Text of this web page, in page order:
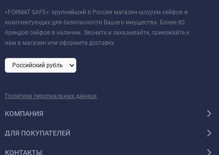
«FORMAT SAFE»: крупнейший в России магазин-шоурум сейфов и
комплектующих для безопасности Вашего имущества. Более 80
брендов сейфов в наличии. Звоните и заказывайте, приезжайте к
нам в магазин или оформите доставку.
Политика персональных данных
КОМПАНИЯ
ДЛЯ ПОКУПАТЕЛЕЙ
КОНТАКТЫ